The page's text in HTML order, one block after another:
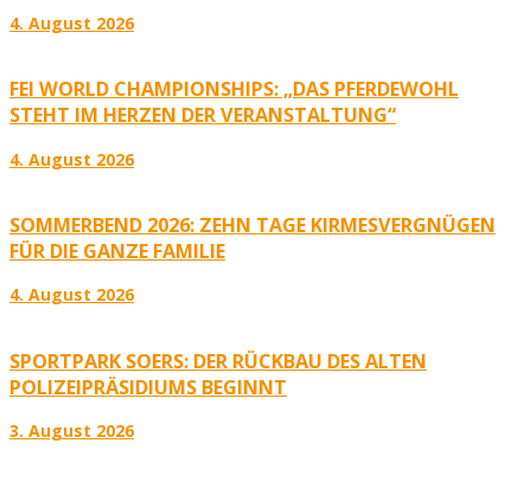
4. August 2026
FEI WORLD CHAMPIONSHIPS: „DAS PFERDEWOHL
STEHT IM HERZEN DER VERANSTALTUNG“
4. August 2026
SOMMERBEND 2026: ZEHN TAGE KIRMESVERGNÜGEN
FÜR DIE GANZE FAMILIE
4. August 2026
SPORTPARK SOERS: DER RÜCKBAU DES ALTEN
POLIZEIPRÄSIDIUMS BEGINNT
3. August 2026